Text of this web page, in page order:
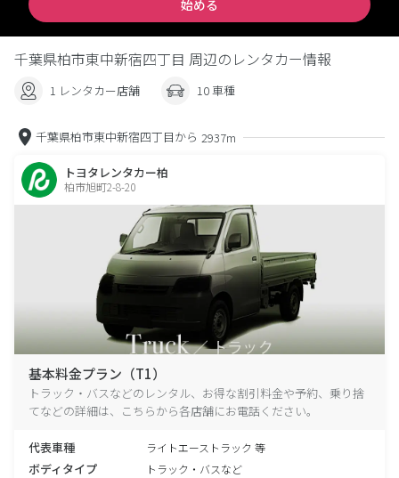
始める
千葉県柏市東中新宿四丁目 周辺のレンタカー情報
1 レンタカー店舗 10 車種
千葉県柏市東中新宿四丁目から 2937m
トヨタレンタカー柏
柏市旭町2-8-20
基本料金プラン（T1）
トラック・バスなどのレンタル、お得な割引料金や予約、乗り捨
てなどの詳細は、こちらから各店舗にお電話ください。
代表車種 ライトエーストラック 等
ボディタイプ トラック・バスなど